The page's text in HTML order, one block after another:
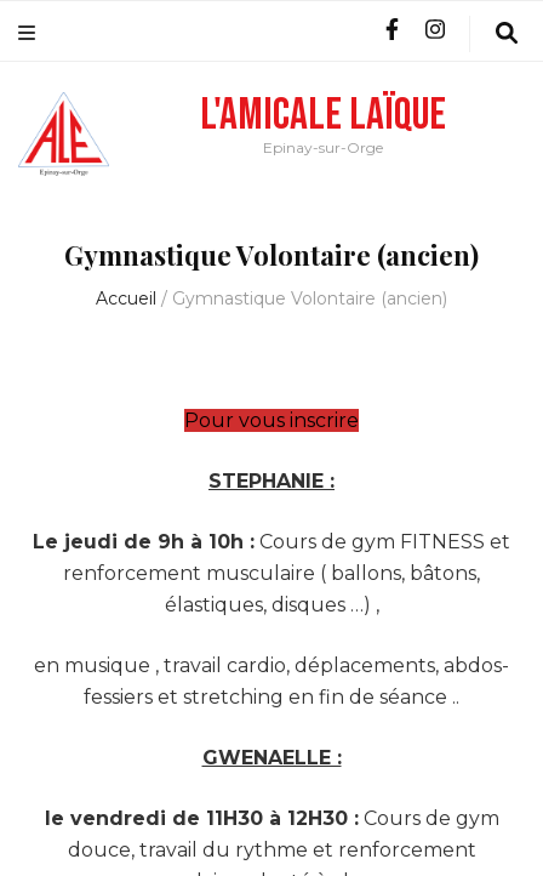
L'Amicale Laïque
Epinay-sur-Orge
Gymnastique Volontaire (ancien)
Accueil / Gymnastique Volontaire (ancien)
Pour vous inscrire
STEPHANIE :
Le jeudi de 9h à 10h : Cours de gym FITNESS et
renforcement musculaire ( ballons, bâtons,
élastiques, disques …) ,
en musique , travail cardio, déplacements, abdos-
fessiers et stretching en fin de séance ..
GWENAELLE :
le vendredi de 11H30 à 12H30 :Cours de gym
douce, travail du rythme et renforcement